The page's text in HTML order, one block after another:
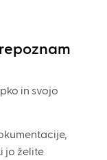
in svojo
jo želite